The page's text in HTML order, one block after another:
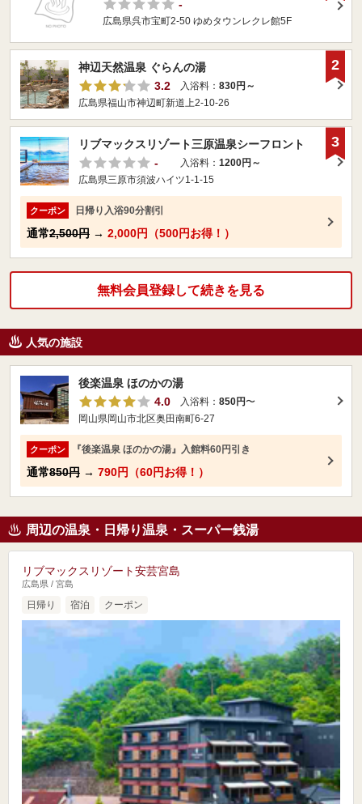
-
広島県呉市宝町2-50 ゆめタウンレクレ館5F
神辺天然温泉 ぐらんの湯
3.2
入浴料： 830円～
広島県福山市神辺町新道上2-10-26
2
リブマックスリゾート三原温泉シーフロント
-
入浴料： 1200円～
広島県三原市須波ハイツ1-1-15
クーポン 日帰り入浴90分割引
通常2,500円 → 2,000円（500円お得！）
3
無料会員登録して続きを見る
人気の施設
後楽温泉 ほのかの湯
4.0
入浴料： 850円〜
岡山県岡山市北区奥田南町6-27
クーポン 『後楽温泉 ほのかの湯』入館料60円引き
通常850円 → 790円（60円お得！）
周辺の温泉・日帰り温泉・スーパー銭湯
リブマックスリゾート安芸宮島
広島県 / 宮島
日帰り 宿泊 クーポン